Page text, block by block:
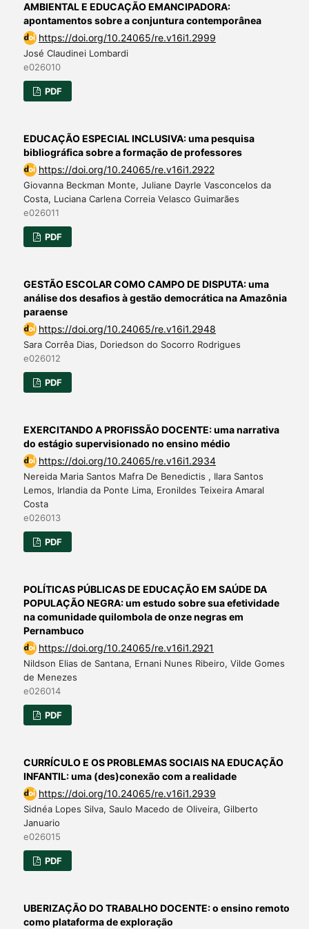
AMBIENTAL E EDUCAÇÃO EMANCIPADORA:
apontamentos sobre a conjuntura contemporânea
https://doi.org/10.24065/re.v16i1.2999
José Claudinei Lombardi
e026010
PDF
EDUCAÇÃO ESPECIAL INCLUSIVA: uma pesquisa
bibliográfica sobre a formação de professores
https://doi.org/10.24065/re.v16i1.2922
Giovanna Beckman Monte, Juliane Dayrle Vasconcelos da
Costa, Luciana Carlena Correia Velasco Guimarães
e026011
PDF
GESTÃO ESCOLAR COMO CAMPO DE DISPUTA: uma
análise dos desafios à gestão democrática na Amazônia
paraense
https://doi.org/10.24065/re.v16i1.2948
Sara Corrêa Dias, Doriedson do Socorro Rodrigues
e026012
PDF
EXERCITANDO A PROFISSÃO DOCENTE: uma narrativa
do estágio supervisionado no ensino médio
https://doi.org/10.24065/re.v16i1.2934
Nereida Maria Santos Mafra De Benedictis , Ilara Santos
Lemos, Irlandia da Ponte Lima, Eronildes Teixeira Amaral
Costa
e026013
PDF
POLÍTICAS PÚBLICAS DE EDUCAÇÃO EM SAÚDE DA
POPULAÇÃO NEGRA: um estudo sobre sua efetividade
na comunidade quilombola de onze negras em
Pernambuco
https://doi.org/10.24065/re.v16i1.2921
Nildson Elias de Santana, Ernani Nunes Ribeiro, Vilde Gomes
de Menezes
e026014
PDF
CURRÍCULO E OS PROBLEMAS SOCIAIS NA EDUCAÇÃO
INFANTIL: uma (des)conexão com a realidade
https://doi.org/10.24065/re.v16i1.2939
Sidnéa Lopes Silva, Saulo Macedo de Oliveira, Gilberto
Januario
e026015
PDF
UBERIZAÇÃO DO TRABALHO DOCENTE: o ensino remoto
como plataforma de exploração